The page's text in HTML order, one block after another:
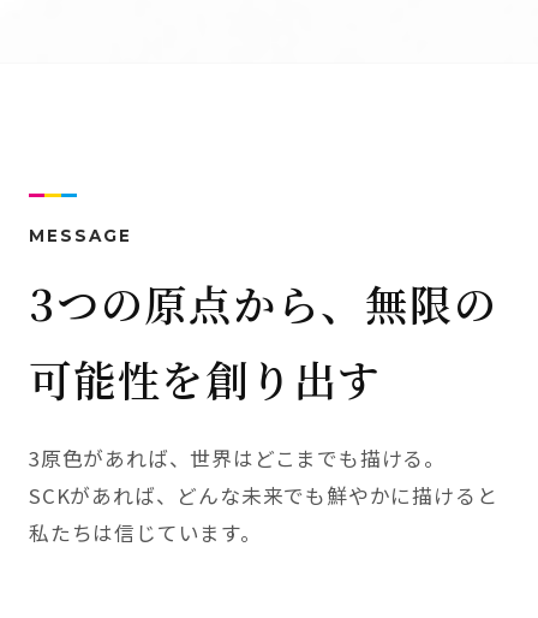
MESSAGE
3つの原点から、無限の
可能性を創り出す
3原色があれば、世界はどこまでも描ける。
SCKがあれば、どんな未来でも鮮やかに描けると
私たちは信じています。